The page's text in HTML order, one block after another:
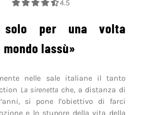
4.5
solo per una volta
lassù»
nelle sale italiane il tanto
La sirenetta che, a distanza di
si pone l’obiettivo di farci
e lo stupore della vita della